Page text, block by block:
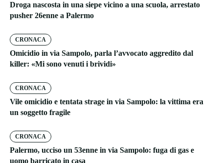
Droga nascosta in una siepe vicino a una scuola, arrestato
pusher 26enne a Palermo
CRONACA
Omicidio in via Sampolo, parla l’avvocato aggredito dal
killer: «Mi sono venuti i brividi»
CRONACA
Vile omicidio e tentata strage in via Sampolo: la vittima era
un soggetto fragile
CRONACA
Palermo, ucciso un 53enne in via Sampolo: fuga di gas e
uomo barricato in casa